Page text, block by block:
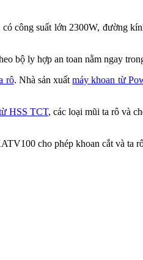
công suất lớn 2300W, đường
bộ ly hợp an toan nằm ngay
rô. Nhà sản xuấtmáy khoan từ
HSS TCT, các loại mũi ta rô và
cho phép khoan cắt và ta